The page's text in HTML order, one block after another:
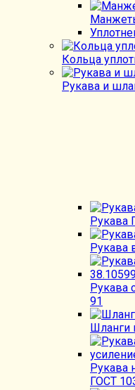
Кольца
Рукава и
Рукава
Рукава
Рукава
91
Шланги
Рукава
ГОСТ